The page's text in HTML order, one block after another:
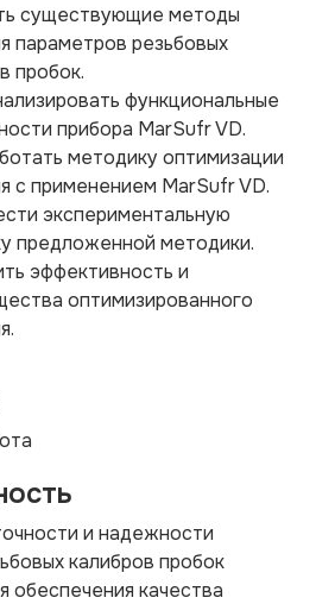
существующие методы
параметров резьбовых
пробок.
функциональные
прибора MarSufr VD.
методику оптимизации
с применением MarSufr VD.
экспериментальную
предложенной методики.
эффективность и
оптимизированного
и надежности
калибров пробок
обеспечения качества